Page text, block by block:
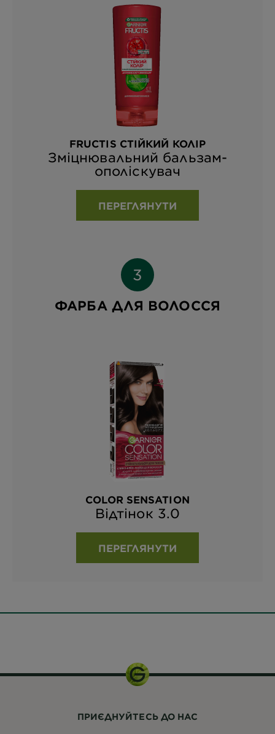
FRUCTIS СТІЙКИЙ КОЛІР
Зміцнювальний бальзам-
ополіскувач
ПЕРЕГЛЯНУТИ
ФАРБА ДЛЯ ВОЛОССЯ
COLOR SENSATION
Відтінок 3.0
ПЕРЕГЛЯНУТИ
ПРИЄДНУЙТЕСЬ ДО НАС